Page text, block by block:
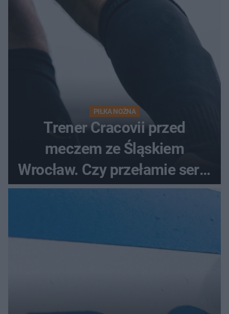
PIŁKA NOŻNA
Trener Cracovii przed
meczem ze Śląskiem
Wrocław. Czy przełamie serię
bez wygranej?